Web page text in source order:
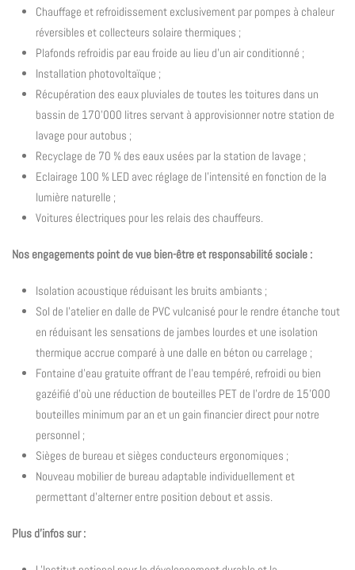
Chauffage et refroidissement exclusivement par pompes à chaleur
réversibles et collecteurs solaire thermiques ;
Plafonds refroidis par eau froide au lieu d’un air conditionné ;
Installation photovoltaïque ;
Récupération des eaux pluviales de toutes les toitures dans un
bassin de 170'000 litres servant à approvisionner notre station de
lavage pour autobus ;
Recyclage de 70 % des eaux usées par la station de lavage ;
Eclairage 100 % LED avec réglage de l’intensité en fonction de la
lumière naturelle ;
Voitures électriques pour les relais des chauffeurs.
Nos engagements point de vue bien-être et responsabilité sociale :
Isolation acoustique réduisant les bruits ambiants ;
Sol de l’atelier en dalle de PVC vulcanisé pour le rendre étanche tout
en réduisant les sensations de jambes lourdes et une isolation
thermique accrue comparé à une dalle en béton ou carrelage ;
Fontaine d’eau gratuite offrant de l’eau tempéré, refroidi ou bien
gazéifié d’où une réduction de bouteilles PET de l’ordre de 15'000
bouteilles minimum par an et un gain financier direct pour notre
personnel ;
Sièges de bureau et sièges conducteurs ergonomiques ;
Nouveau mobilier de bureau adaptable individuellement et
permettant d’alterner entre position debout et assis.
Plus d’infos sur :